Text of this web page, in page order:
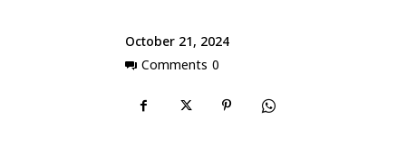
October 21, 2024
Comments 0